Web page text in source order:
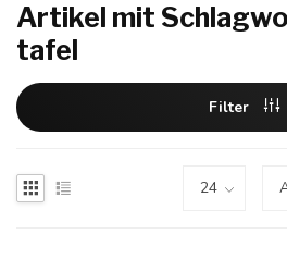
Artikel mit
tafel
Filter